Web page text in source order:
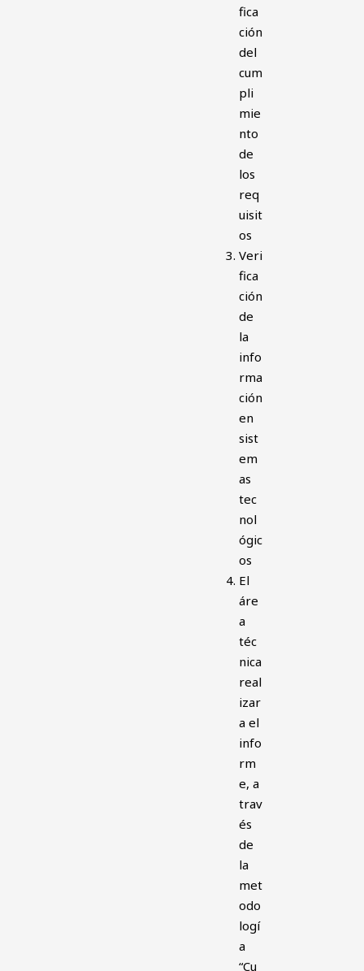
fica
ción
del
cum
pli
mie
nto
de
los
req
uisit
os
Veri
fica
ción
de
la
info
rma
ción
en
sist
em
as
tec
nol
ógic
os
El
áre
a
téc
nica
real
izar
a el
info
rm
e, a
trav
és
de
la
met
odo
logí
a
“Cu